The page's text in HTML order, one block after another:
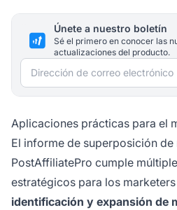
Únete a nuestro boletín
Sé el primero en conocer las
actualizaciones del producto.
Dirección de correo
Aplicaciones prácticas para el
El informe de superposición de
PostAffiliatePro cumple
estratégicos para los
identificación y expansión de